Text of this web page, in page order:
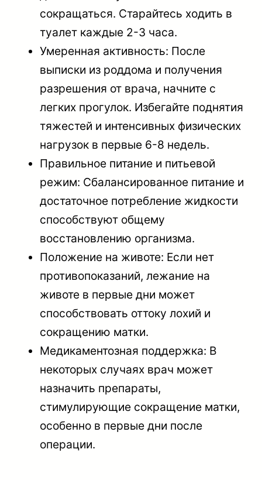
сокращаться. Старайтесь ходить в
туалет каждые 2-3 часа.
Умеренная активность: После
выписки из роддома и получения
разрешения от врача, начните с
легких прогулок. Избегайте поднятия
тяжестей и интенсивных физических
нагрузок в первые 6-8 недель.
Правильное питание и питьевой
режим: Сбалансированное питание и
достаточное потребление жидкости
способствуют общему
восстановлению организма.
Положение на животе: Если нет
противопоказаний, лежание на
животе в первые дни может
способствовать оттоку лохий и
сокращению матки.
Медикаментозная поддержка: В
некоторых случаях врач может
назначить препараты,
стимулирующие сокращение матки,
особенно в первые дни после
операции.